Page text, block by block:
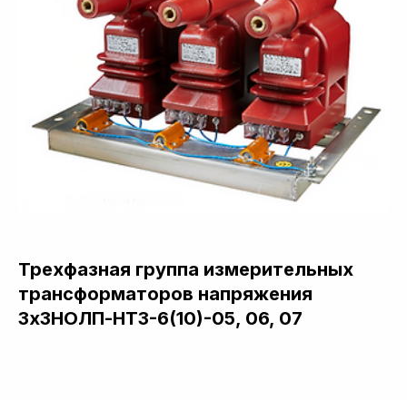
Трехфазная группа измерительных
трансформаторов напряжения
3хЗНОЛП-НТЗ-6(10)-05, 06, 07